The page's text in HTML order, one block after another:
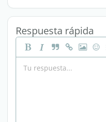
Respuesta rápida